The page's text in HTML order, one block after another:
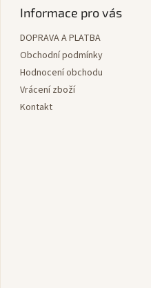
Informace pro vás
DOPRAVA A PLATBA
Obchodní podmínky
Hodnocení obchodu
Vrácení zboží
Kontakt